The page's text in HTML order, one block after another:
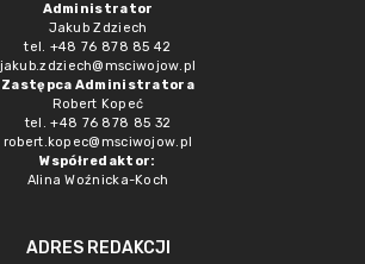
Administrator
Jakub Zdziech
tel. +48 76 878 85 42
jakub.zdziech@msciwojow.pl
Zastępca Administratora
Robert Kopeć
tel. +48 76 878 85 32
robert.kopec@msciwojow.pl
Współredaktor:
Alina Woźnicka-Koch
ADRES REDAKCJI